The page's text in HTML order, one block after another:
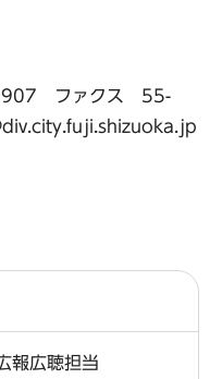
ファクス 55-
報広聴担当